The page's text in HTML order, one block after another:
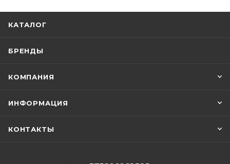
КАТАЛОГ
БРЕНДЫ
КОМПАНИЯ
ИНФОРМАЦИЯ
КОНТАКТЫ